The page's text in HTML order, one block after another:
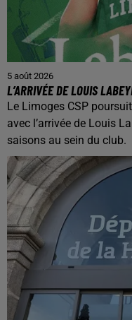
5 août 2026
L’ARRIVÉE DE LOUIS
Le Limoges CSP
avec l’arrivée de Louis
saisons au sein du club.